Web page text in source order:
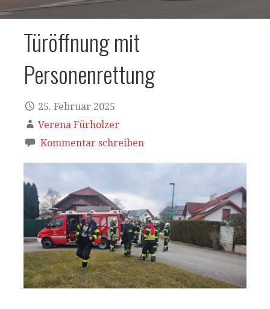
Türöffnung mit
Personenrettung
25. Februar 2025
Verena Fürholzer
Kommentar schreiben